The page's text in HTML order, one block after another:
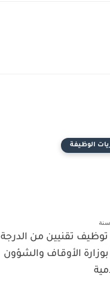
الوظيفة
توظيف تقنيين من الدرجة
بوزارة الأوقاف والشؤون